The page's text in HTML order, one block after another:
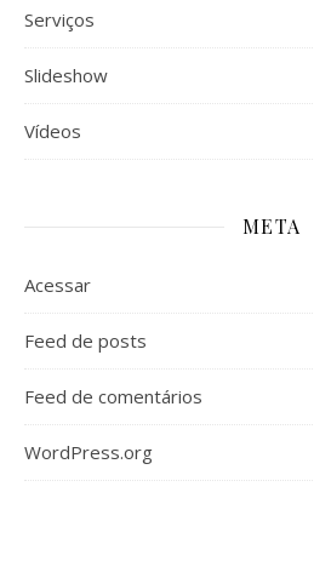
Serviços
Slideshow
Vídeos
META
Acessar
Feed de posts
Feed de comentários
WordPress.org